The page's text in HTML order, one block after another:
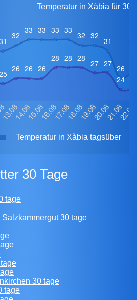
Temperatur in Xàbia für 30
Temperatur in Xàbia tagsüber
30 Tage
tage
30 tage
30 tage
tage